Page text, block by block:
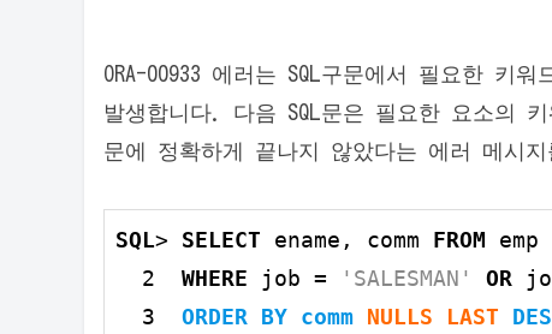
ORA-00933 에러는 SQL구문에서 필요한 키
발생합니다. 다음 SQL문은 필요한 요소의
문에 정확하게 끝나지 않았다는 에러 메시지
SQL> SELECT ename, comm FROM emp
2
WHERE job = 'SALESMAN' OR
3
ORDER BY comm NULLS LAST